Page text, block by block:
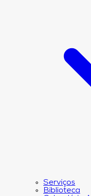
Serviços
Biblioteca